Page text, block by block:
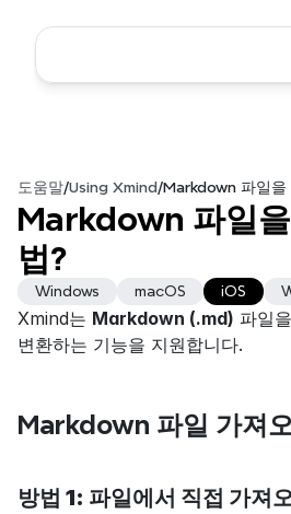
도움말/Using Xmind /Markdown 파일을
Markdown 파일
법?
Windows macOS iOS
Xmind는 Markdown (.md) 파일
변환하는 기능을 지원합니다.
Markdown 파일 가져
방법 1: 파일에서 직접 가져